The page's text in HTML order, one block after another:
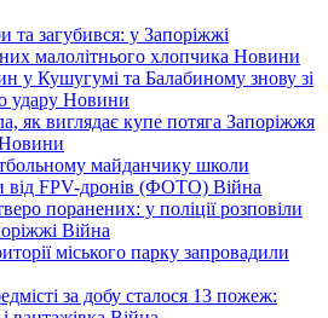
та загубився: у Запоріжжі
малолітнього хлопчика Новини
у Кушугумі та Балабиному знову зі
удару Новини
як виглядає купе потяга Запоріжжя
майданчику школи
від FPV-дронів (ФОТО) Війна
поранених: у поліції розповіли
Війна
міського парку запровадили
за добу сталося 13 пожеж: